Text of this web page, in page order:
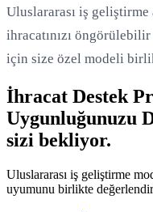
Uluslararası iş
ihracatınızı
için size özel modeli
İhracat Destek
Uygunluğunuzu
sizi bekliyor.
Uluslararası iş geliştirme
uyumunu birlikte